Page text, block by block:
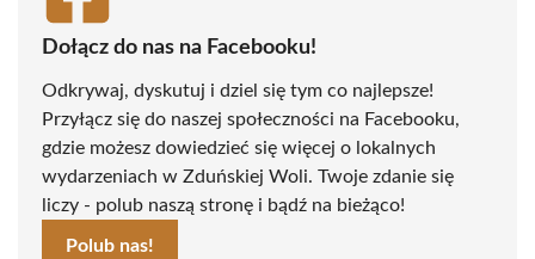
Dołącz do nas na Facebooku!
Odkrywaj, dyskutuj i dziel się tym co najlepsze!
Przyłącz się do naszej społeczności na Facebooku,
gdzie możesz dowiedzieć się więcej o lokalnych
wydarzeniach w Zduńskiej Woli. Twoje zdanie się
liczy - polub naszą stronę i bądź na bieżąco!
Polub nas!